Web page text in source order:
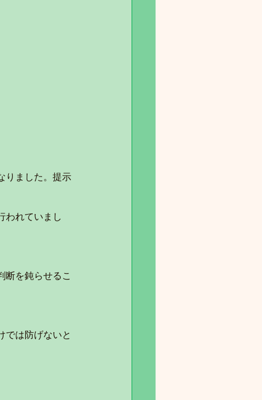
りました。提示
われていまし
断を鈍らせるこ
では防げないと